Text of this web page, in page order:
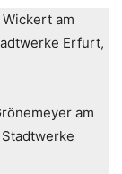
am
Erfurt,
am